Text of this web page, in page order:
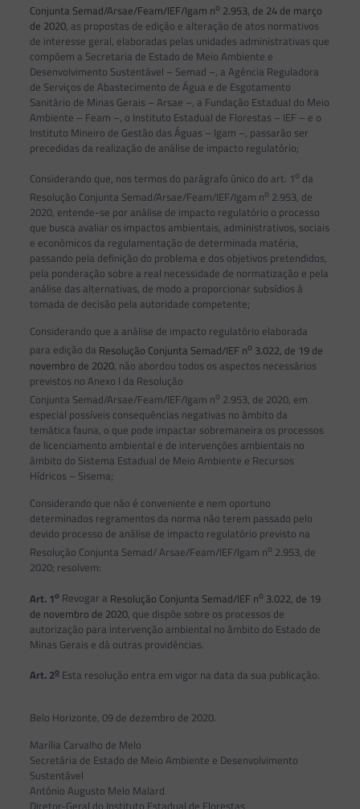
Conjunta Semad/Arsae/Feam/IEF/Igam no 2.953, de 24 de março
de 2020, as propostas de edição e alteração de atos normativos
de interesse geral, elaboradas pelas unidades administrativas que
compõem a Secretaria de Estado de Meio Ambiente e
Desenvolvimento Sustentável – Semad –, a Agência Reguladora
de Serviços de Abastecimento de Água e de Esgotamento
Sanitário de Minas Gerais – Arsae –, a Fundação Estadual do Meio
Ambiente – Feam –, o Instituto Estadual de Florestas – IEF – e o
Instituto Mineiro de Gestão das Águas – Igam –, passarão ser
precedidas da realização de análise de impacto regulatório;
Considerando que, nos termos do parágrafo único do art. 1o da
Resolução Conjunta Semad/Arsae/Feam/IEF/Igam no 2.953, de
2020, entende-se por análise de impacto regulatório o processo
que busca avaliar os impactos ambientais, administrativos, sociais
e econômicos da regulamentação de determinada matéria,
passando pela definição do problema e dos objetivos pretendidos,
pela ponderação sobre a real necessidade de normatização e pela
análise das alternativas, de modo a proporcionar subsídios à
tomada de decisão pela autoridade competente;
Considerando que a análise de impacto regulatório elaborada
para edição da Resolução Conjunta Semad/IEF no 3.022, de 19 de
novembro de 2020, não abordou todos os aspectos necessários
previstos no Anexo I da Resolução
Conjunta Semad/Arsae/Feam/IEF/Igam no 2.953, de 2020, em
especial possíveis consequências negativas no âmbito da
temática fauna, o que pode impactar sobremaneira os processos
de licenciamento ambiental e de intervenções ambientais no
âmbito do Sistema Estadual de Meio Ambiente e Recursos
Hídricos – Sisema;
Considerando que não é conveniente e nem oportuno
determinados regramentos da norma não terem passado pelo
devido processo de análise de impacto regulatório previsto na
Resolução Conjunta Semad/ Arsae/Feam/IEF/Igam no 2.953, de
2020; resolvem:
Art. 1o Revogar a Resolução Conjunta Semad/IEF no 3.022, de 19
de novembro de 2020, que dispõe sobre os processos de
autorização para intervenção ambiental no âmbito do Estado de
Minas Gerais e dá outras providências.
Art. 2oEsta resolução entra em vigor na data da sua publicação.
Belo Horizonte, 09 de dezembro de 2020.
Marília Carvalho de Melo
Secretária de Estado de Meio Ambiente e Desenvolvimento
Sustentável
Antônio Augusto Melo Malard
Diretor-Geral do Instituto Estadual de Florestas